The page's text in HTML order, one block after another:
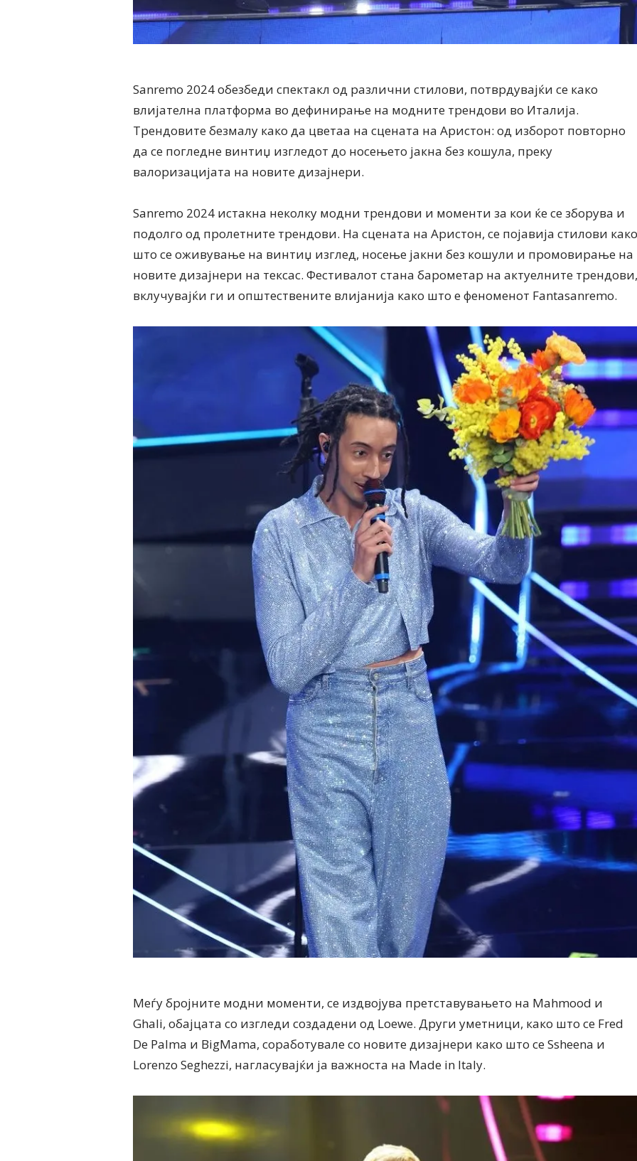
Sanremo 2024 обезбеди спектакл од различни стилови, потврдувајќи се како
влијателна платформа во дефинирање на модните трендови во Италија.
Трендовите безмалу како да цветаа на сцената на Аристон: од изборот повторно
да се погледне винтиџ изгледот до носењето јакна без кошула, преку
валоризацијата на новите дизајнери.
Ѕanremo 2024 истакна неколку модни трендови и моменти за кои ќе се зборува и
подолго од пролетните трендови. На сцената на Аристон, се појавија стилови како
што се оживување на винтиџ изглед, носење јакни без кошули и промовирање на
новите дизајнери на тексас. Фестивалот стана барометар на актуелните трендови,
вклучувајќи ги и општествените влијанија како што е феноменот Fantasanremo.
Меѓу бројните модни моменти, се издвојува претставувањето на Mahmood и
Ghali, обајцата со изгледи создадени од Loewe. Други уметници, како што се Fred
De Palma и BigMama, соработувале со новите дизајнери како што се Ssheena и
Lorenzo Seghezzi, нагласувајќи ја важноста на Made in Italy.